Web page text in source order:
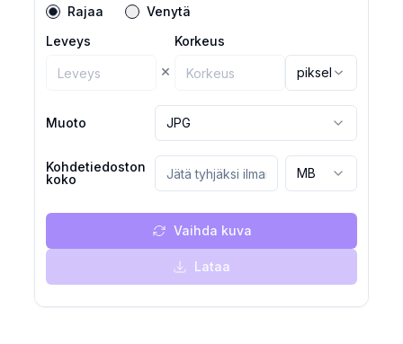
Rajaa
Venytä
Leveys
×
Korkeus
pikseli
Muoto JPG
Kohdetiedoston
koko
MB
Vaihda kuva
Lataa